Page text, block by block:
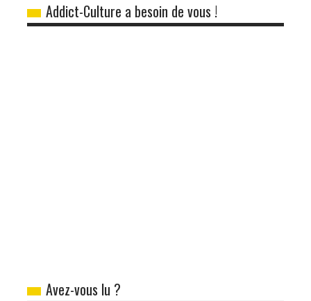
Addict-Culture a besoin de vous !
Avez-vous lu ?